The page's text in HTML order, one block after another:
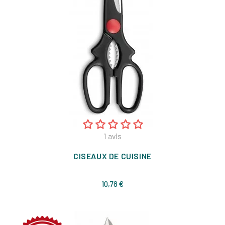
1 avis
CISEAUX DE CUISINE
10,78 €